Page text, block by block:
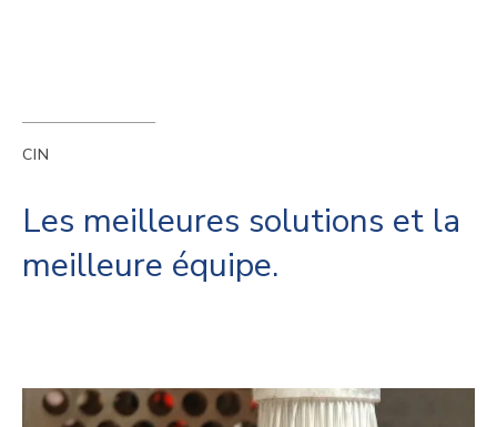
CIN
Les meilleures solutions et la
meilleure équipe.